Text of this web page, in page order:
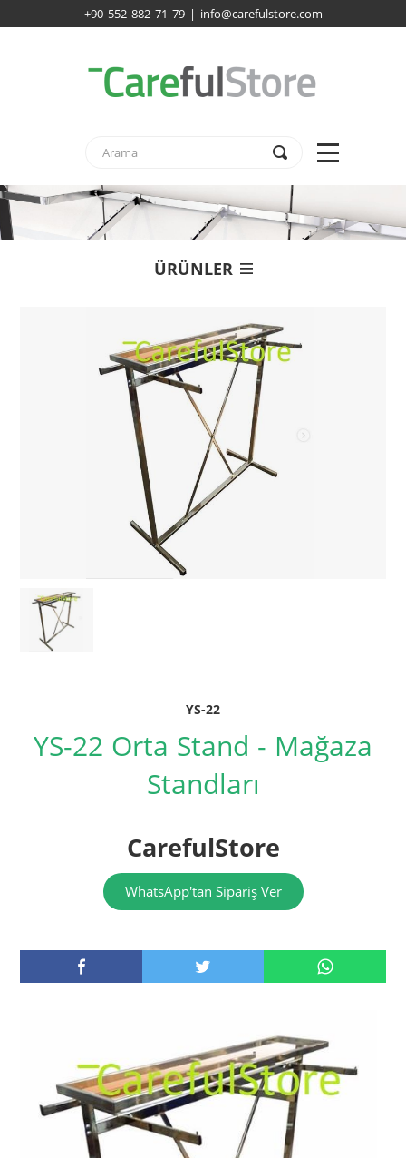
+90 552 882 71 79 | info@carefulstore.com
ÜRÜNLER
YS-22
YS-22 Orta Stand - Mağaza
Standları
CarefulStore
WhatsApp'tan Sipariş Ver